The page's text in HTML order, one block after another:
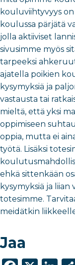
kouluviihtyvyys on
koulussa pärjätä
jolla aktiiviset
sivusimme myös
tarpeeksi
ajatella poikien
kysymyksiä ja
vastausta tai
mieltä, että yksi
oppimiseen
oppia, mutta ei
työtä. Lisäksi
ehkä sittenkään
kysymyksiä ja
totesimme.
meidätkin
Jaa